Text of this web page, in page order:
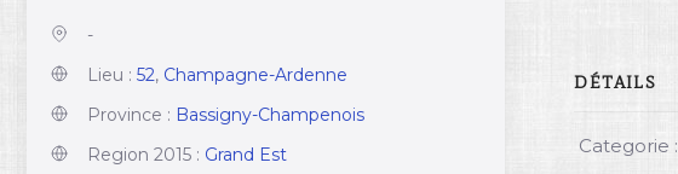
-
Lieu : 52, Champagne-Ardenne
Province : Bassigny-Champenois
Region 2015 : Grand Est
DÉTAILS
Categorie :